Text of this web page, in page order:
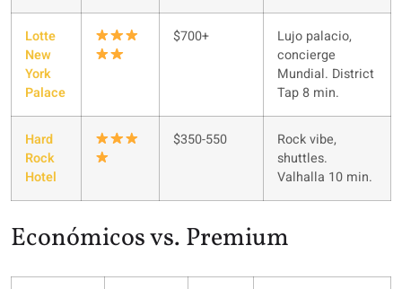
Lotte
New
York
Palace
$700+
Lujo palacio,
concierge
Mundial. District
Tap 8 min.
Hard
Rock
Hotel
$350-550
Rock vibe,
shuttles.
Valhalla 10 min.
Económicos vs. Premium